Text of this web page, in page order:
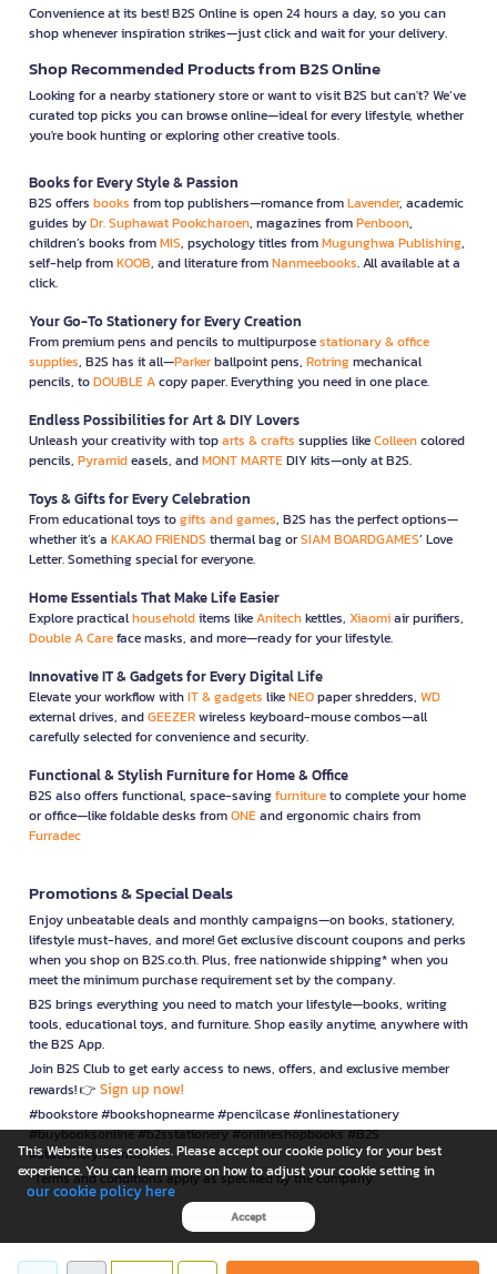
Convenience at its best! B2S Online is open 24 hours a day, so you can
shop whenever inspiration strikes—just click and wait for your delivery.
Shop Recommended Products from B2S Online
Looking for a nearby stationery store or want to visit B2S but can't? We’ve
curated top picks you can browse online—ideal for every lifestyle, whether
you're book hunting or exploring other creative tools.
Books for Every Style & Passion
B2S offers books from top publishers—romance fromLavender, academic
guides byDr. Suphawat Pookcharoen, magazines fromPenboon,
children’s books fromMIS, psychology titles fromMugunghwa Publishing,
self-help fromKOOB, and literature fromNanmeebooks. All available at a
click.
Your Go-To Stationery for Every Creation
From premium pens and pencils to multipurposestationary & office
supplies, B2S has it all—Parkerballpoint pens, Rotringmechanical
pencils, toDOUBLE Acopy paper. Everything you need in one place.
Endless Possibilities for Art & DIY Lovers
Unleash your creativity with toparts & crafts supplies likeColleencolored
pencils, Pyramideasels, andMONT MARTEDIY kits—only at B2S.
Toys & Gifts for Every Celebration
From educational toys togifts and games, B2S has the perfect options—
whether it’s a KAKAO FRIENDS thermal bag orSIAM BOARDGAMES’ Love
Letter. Something special for everyone.
Home Essentials That Make Life Easier
Explore practicalhouseholditems likeAnitechkettles, Xiaomiair purifiers,
Double A Careface masks, and more—ready for your lifestyle.
Innovative IT & Gadgets for Every Digital Life
Elevate your workflow withIT & gadgets likeNEOpaper shredders, WD
external drives, andGEEZERwireless keyboard-mouse combos—all
carefully selected for convenience and security.
Functional & Stylish Furniture for Home & Office
B2S also offers functional, space-savingfurnitureto complete your home
or office—like foldable desks fromONEand ergonomic chairs from
Furradec
Promotions & Special Deals
Enjoy unbeatable deals and monthly campaigns—on books, stationery,
lifestyle must-haves, and more! Get exclusive discount coupons and perks
when you shop on B2S.co.th. Plus, free nationwide shipping* when you
meet the minimum purchase requirement set by the company.
B2S brings everything you need to match your lifestyle—books, writing
tools, educational toys, and furniture. Shop easily anytime, anywhere with
the B2S App.
Join B2S Club to get early access to news, offers, and exclusive member
rewards! 👉 Sign up now!
#bookstore #bookshopnearme #pencilcase #onlinestationery
#buybooksonline #b2sstationery #onlineshopbooks #B2S
#stationerynearme
*Terms and conditions apply as specified by the company.
is a company operating under
This Website uses cookies. Please accept our cookie policy for your best
experience. You can learn more on how to adjust your cookie setting in
our cookie policy here
Accept